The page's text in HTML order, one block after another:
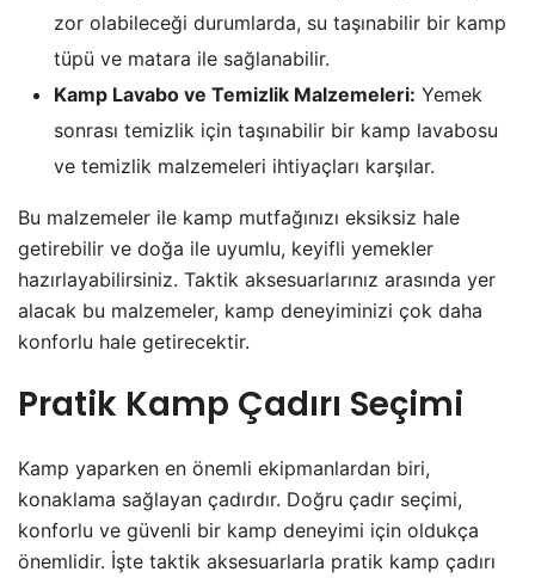
zor olabileceği durumlarda, su taşınabilir bir kamp
tüpü ve matara ile sağlanabilir.
Kamp Lavabo ve Temizlik Malzemeleri: Yemek
sonrası temizlik için taşınabilir bir kamp lavabosu
ve temizlik malzemeleri ihtiyaçları karşılar.
Bu malzemeler ile kamp mutfağınızı eksiksiz hale
getirebilir ve doğa ile uyumlu, keyifli yemekler
hazırlayabilirsiniz. Taktik aksesuarlarınız arasında yer
alacak bu malzemeler, kamp deneyiminizi çok daha
konforlu hale getirecektir.
Pratik Kamp Çadırı Seçimi
Kamp yaparken en önemli ekipmanlardan biri,
konaklama sağlayan çadırdır. Doğru çadır seçimi,
konforlu ve güvenli bir kamp deneyimi için oldukça
önemlidir. İşte taktik aksesuarlarla pratik kamp çadırı